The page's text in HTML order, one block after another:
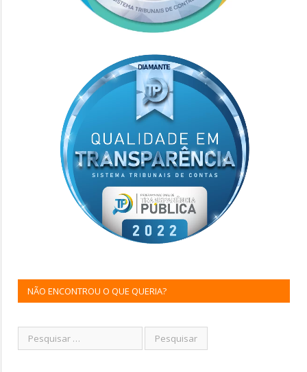
NÃO ENCONTROU O QUE QUERIA?